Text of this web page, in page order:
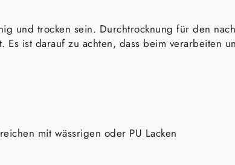
und trocken sein. Durchtrocknung für den
Es ist darauf zu achten, dass beim verarbeiten
mit wässrigen oder PU Lacken